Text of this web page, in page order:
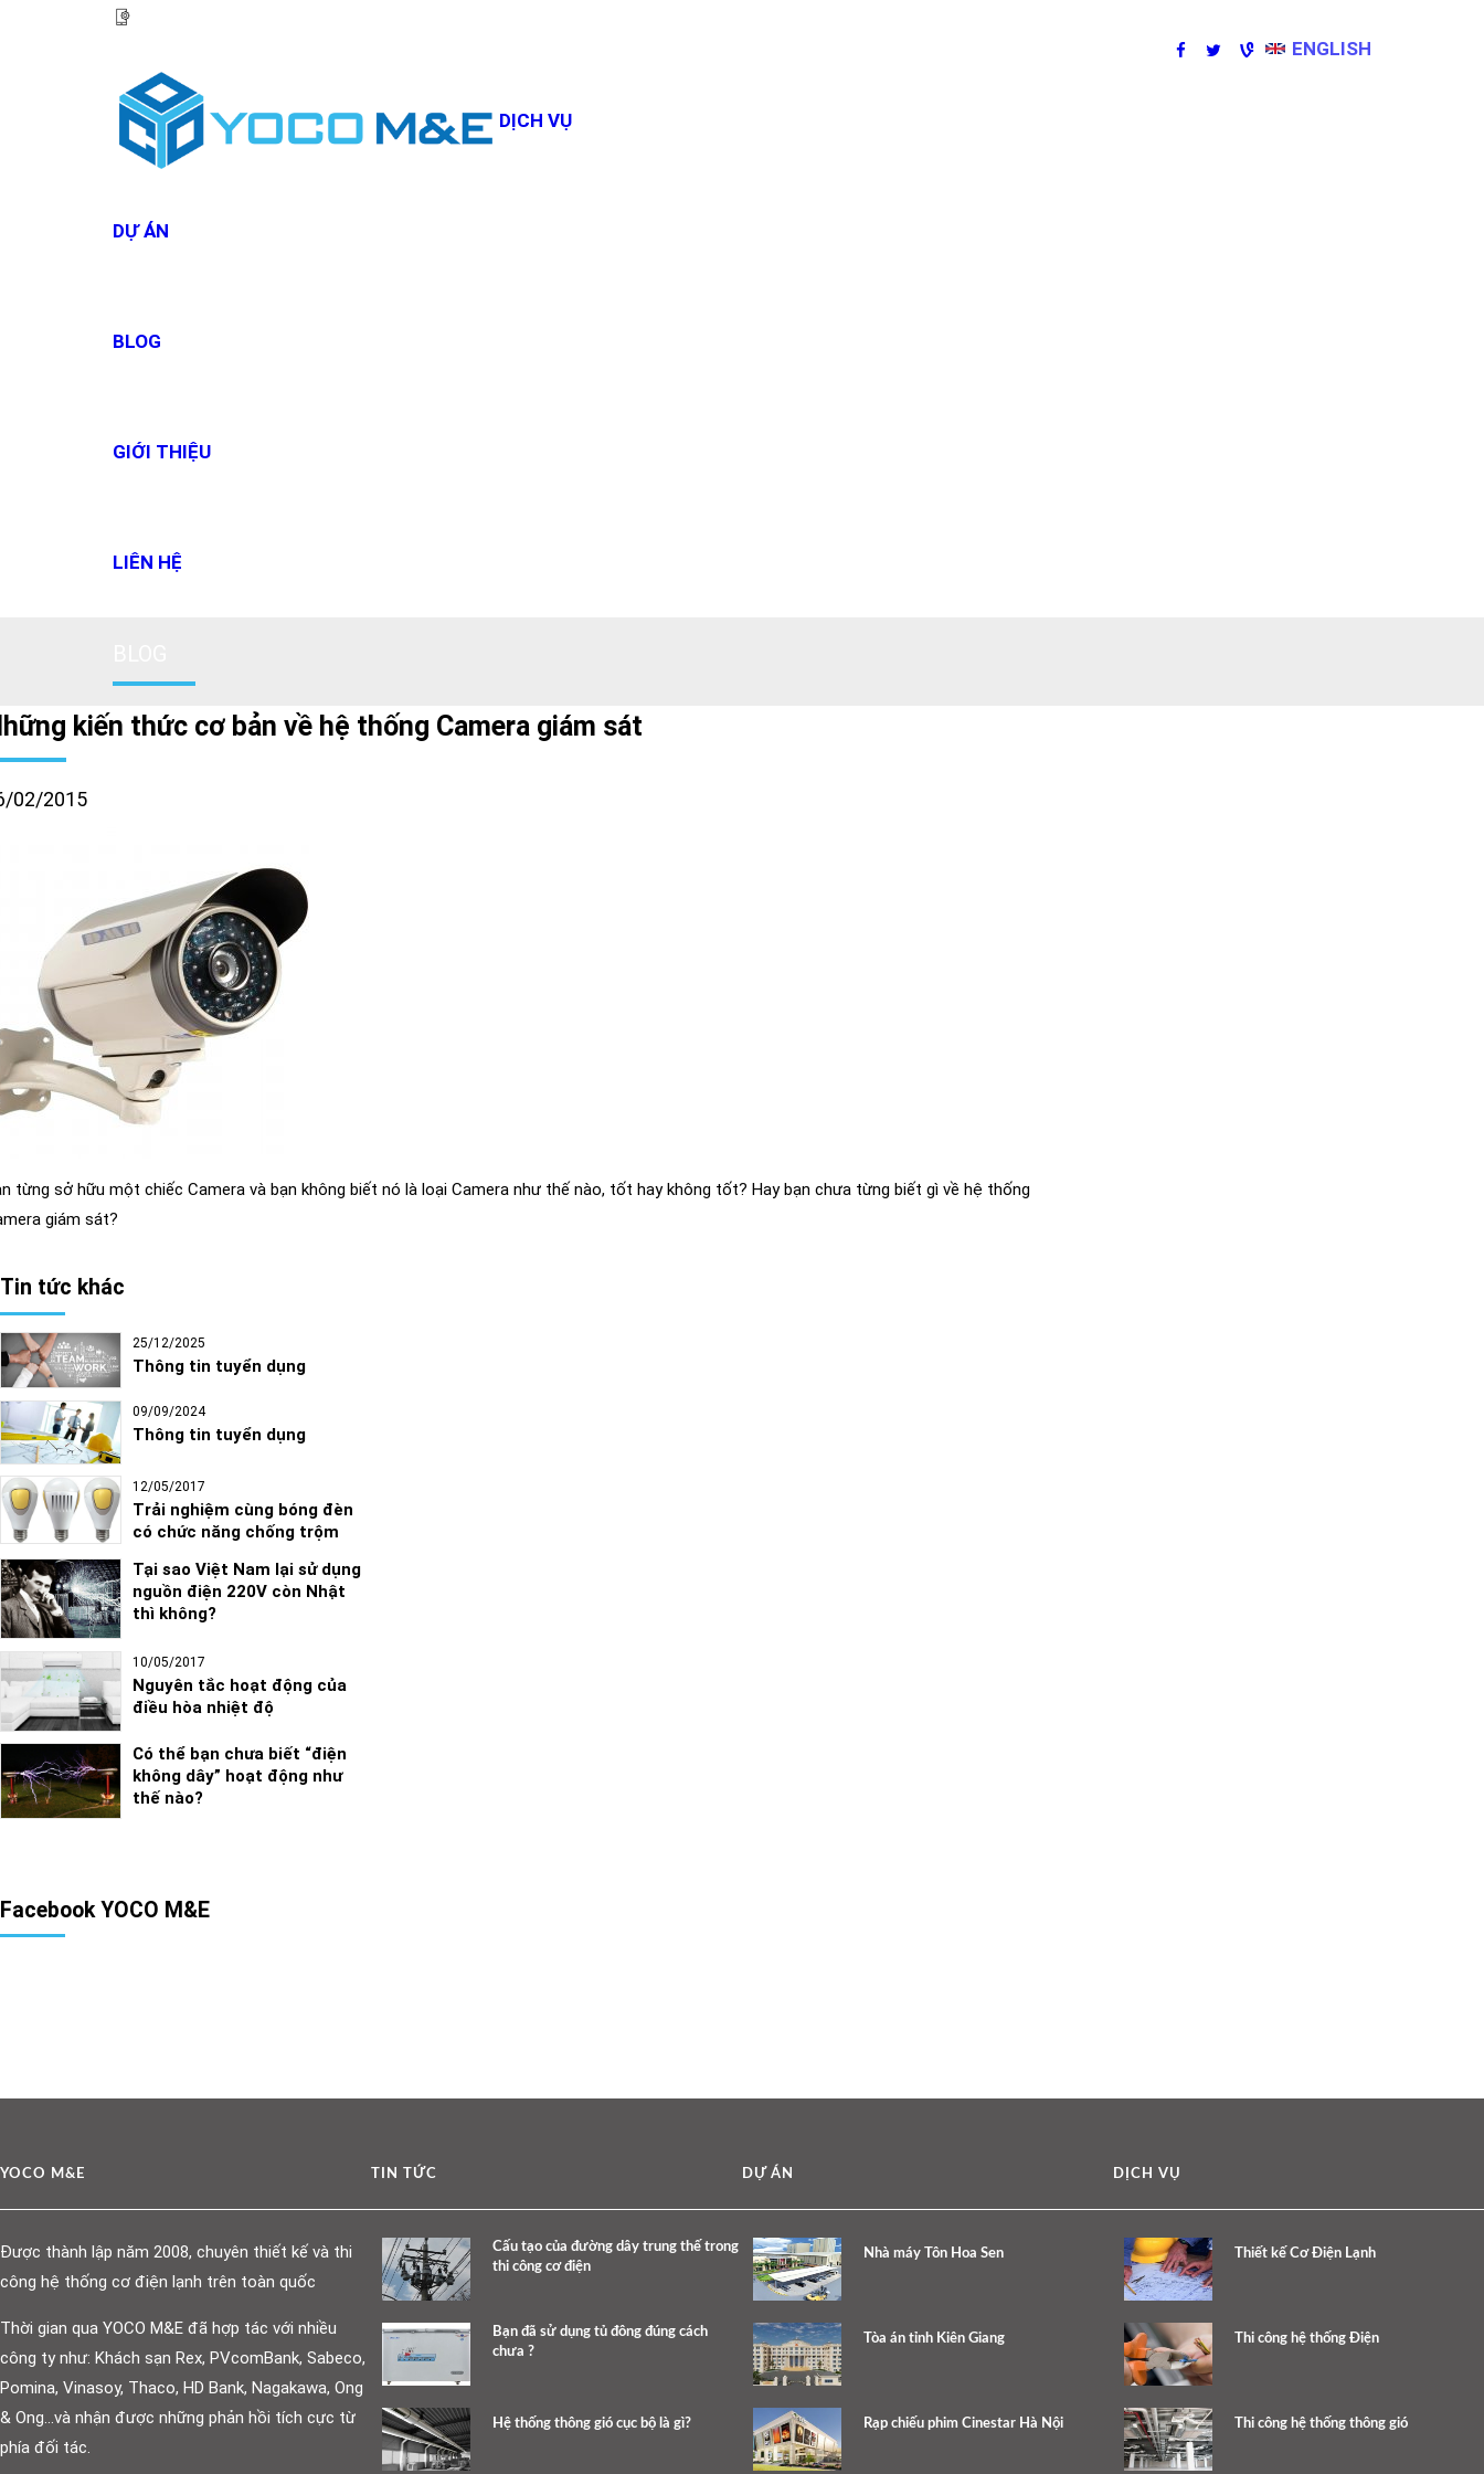
ENGLISH
DỊCH VỤ
DỰ ÁN
BLOG
GIỚI THIỆU
LIÊN HỆ
kiến thức cơ bản về hệ thống Camera giám sát
02/2015
từng sở hữu một chiếc Camera và bạn không biết nó là loại Camera như thế nào, tốt hay không tốt? Hay bạn chưa từng biết gì về hệ thống
giám sát?
Tin tức khác
25/12/2025
Thông tin tuyển dụng
09/09/2024
Thông tin tuyển dụng
12/05/2017
Trải nghiệm cùng bóng đèn
có chức năng chống trộm
Tại sao Việt Nam lại sử dụng
nguồn điện 220V còn Nhật
thì không?
10/05/2017
Nguyên tắc hoạt động của
điều hòa nhiệt độ
Có thể bạn chưa biết “điện
không dây” hoạt động như
thế nào?
Facebook YOCO M&E
YOCO M&E
Được thành lập năm 2008, chuyên thiết kế và thi
công hệ thống cơ điện lạnh trên toàn quốc
Thời gian qua YOCO M&E đã hợp tác với nhiều
công ty như: Khách sạn Rex, PVcomBank, Sabeco,
Pomina, Vinasoy, Thaco, HD Bank, Nagakawa, Ong
& Ong…và nhận được những phản hồi tích cực từ
phía đối tác.
TIN TỨC
Cấu tạo của đường dây trung thế trong
thi công cơ điện
Bạn đã sử dụng tủ đông đúng cách
chưa ?
Hệ thống thông gió cục bộ là gì?
DỰ ÁN
Nhà máy Tôn Hoa Sen
Tòa án tỉnh Kiên Giang
Rạp chiếu phim Cinestar Hà Nội
DỊCH VỤ
Thiết kế Cơ Điện Lạnh
Thi công hệ thống Điện
Thi công hệ thống thông gió